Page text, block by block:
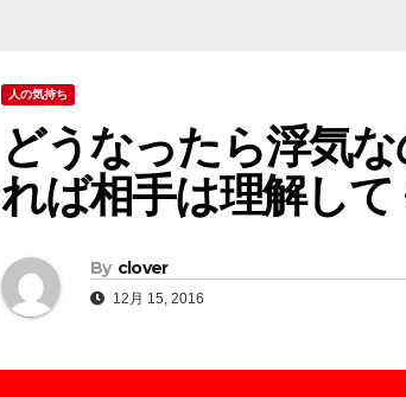
人の気持ち
どうなったら浮気
れば相手は理解して
By clover
12月 15, 2016